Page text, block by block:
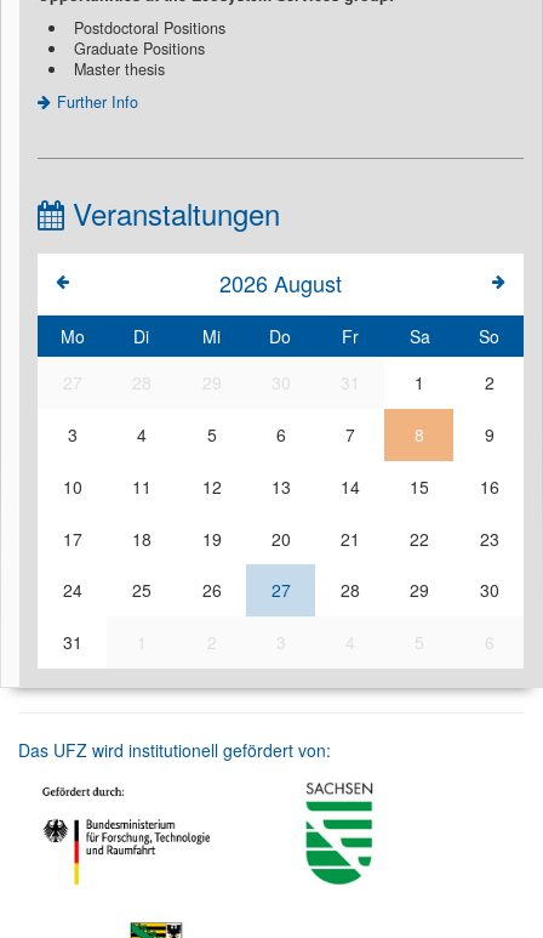
Postdoctoral Positions
Graduate Positions
Master thesis
Further Info
Veranstaltungen
2026August
Mo Di Mi Do Fr Sa
So
27
28 29 30 31 1 2
3 4 5 6 7 8 9
10 11 12 13 14 15 16
17 18 19 20 21 22 23
24 25 26 27 28 29 30
31 1 2 3 4 5 6
Das UFZ wird institutionell gefördert von: